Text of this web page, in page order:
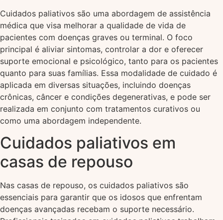
Cuidados paliativos são uma abordagem de assistência
médica que visa melhorar a qualidade de vida de
pacientes com doenças graves ou terminal. O foco
principal é aliviar sintomas, controlar a dor e oferecer
suporte emocional e psicológico, tanto para os pacientes
quanto para suas famílias. Essa modalidade de cuidado é
aplicada em diversas situações, incluindo doenças
crônicas, câncer e condições degenerativas, e pode ser
realizada em conjunto com tratamentos curativos ou
como uma abordagem independente.
Cuidados paliativos em
casas de repouso
Nas casas de repouso, os cuidados paliativos são
essenciais para garantir que os idosos que enfrentam
doenças avançadas recebam o suporte necessário.